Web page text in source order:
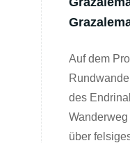
Auf dem
des
über